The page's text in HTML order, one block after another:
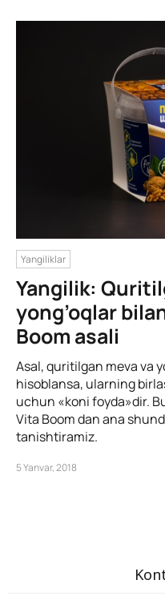
Yangiliklar
Yangilik:
yong’oqlar
Boom asali
Asal, quritilgan meva va
hisoblansa, ularning
uchun «koni foyda»dir.
Vita Boom dan ana
tanishtiramiz.
5 Yanvar, 2018